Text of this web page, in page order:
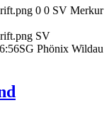
0 0 SV Merkur
SV
SG Phönix Wildau